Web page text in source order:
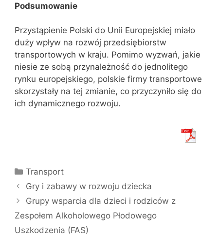
Podsumowanie
Przystąpienie Polski do Unii Europejskiej miało
duży wpływ na rozwój przedsiębiorstw
transportowych w kraju. Pomimo wyzwań, jakie
niesie ze sobą przynależność do jednolitego
rynku europejskiego, polskie firmy transportowe
skorzystały na tej zmianie, co przyczyniło się do
ich dynamicznego rozwoju.
Kategorie
Transport
Gry i zabawy w rozwoju dziecka
Grupy wsparcia dla dzieci i rodziców z
Zespołem Alkoholowego Płodowego
Uszkodzenia (FAS)